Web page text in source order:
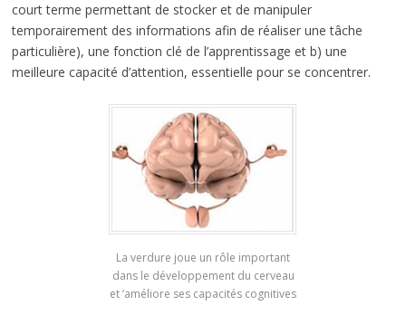
court terme permettant de stocker et de manipuler
temporairement des informations afin de réaliser une tâche
particulière), une fonction clé de l’apprentissage et b) une
meilleure capacité d’attention, essentielle pour se concentrer.
La verdure joue un rôle important
dans le développement du cerveau
et ’améliore ses capacités cognitives